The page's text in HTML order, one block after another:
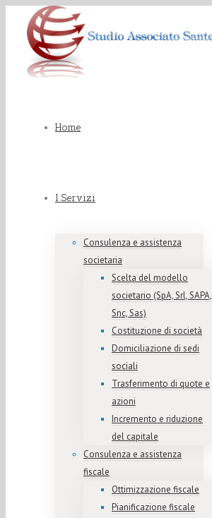
Home
I Servizi
Consulenza e assistenza
societaria
Scelta del modello
societario (SpA, Srl, SAPA,
Snc, Sas)
Costituzione di società
Domiciliazione di sedi
sociali
Trasferimento di quote e
azioni
Incremento e riduzione
del capitale
Consulenza e assistenza
fiscale
Ottimizzazione fiscale
Pianificazione fiscale